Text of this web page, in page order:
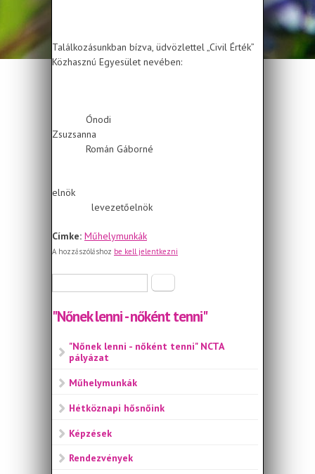
Találkozásunkban bízva, üdvözlettel „Civil Érték”
Közhasznú Egyesület nevében:
Ónodi
Zsuzsanna
Román Gáborné
elnök
levezetőelnök
Címke: Műhelymunkák
A hozzászóláshoz be kell jelentkezni
Keresés
"Nőnek lenni - nőként tenni"
"Nőnek lenni - nőként tenni" NCTA
pályázat
Műhelymunkák
Hétköznapi hősnőink
Képzések
Rendezvények